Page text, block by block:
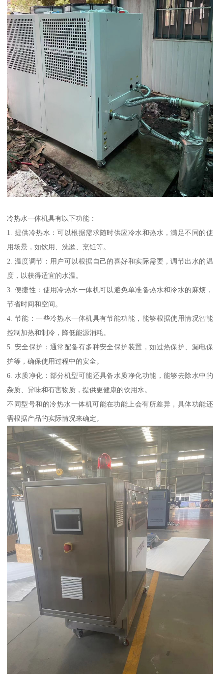
冷热水一体机具有以下功能：
1. 提供冷热水：可以根据需求随时供应冷水和热水，满足不同的使
用场景，如饮用、洗漱、烹饪等。
2. 温度调节：用户可以根据自己的喜好和实际需要，调节出水的温
度，以获得适宜的水温。
3. 便捷性：使用冷热水一体机可以避免单准备热水和冷水的麻烦，
节省时间和空间。
4. 节能：一些冷热水一体机具有节能功能，能够根据使用情况智能
控制加热和制冷，降低能源消耗。
5. 安全保护：通常配备有多种安全保护装置，如过热保护、漏电保
护等，确保使用过程中的安全。
6. 水质净化：部分机型可能还具备水质净化功能，能够去除水中的
杂质、异味和有害物质，提供更健康的饮用水。
不同型号和的冷热水一体机可能在功能上会有所差异，具体功能还
需根据产品的实际情况来确定。